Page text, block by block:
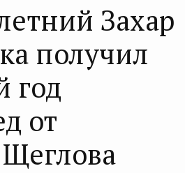
Захар
получил
год
от